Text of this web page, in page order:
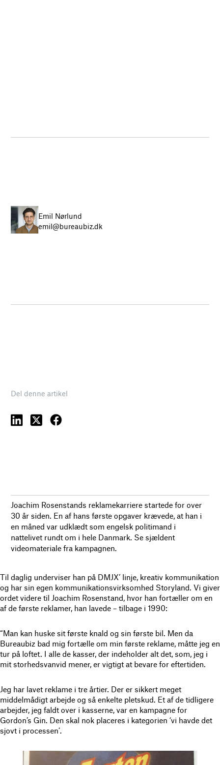
Emil Nørlund
emil@bureaubiz.dk
Del denne artikel
Joachim Rosenstands reklamekarriere startede for over
30 år siden. En af hans første opgaver krævede, at han i
en måned var udklædt som engelsk politimand i
nattelivet rundt om i hele Danmark. Se sjældent
videomateriale fra kampagnen.
Til daglig underviser han på DMJX’ linje, kreativ kommunikation
og har sin egen kommunikationsvirksomhed Storyland. Vi giver
ordet videre til Joachim Rosenstand, hvor han fortæller om en
af de første reklamer, han lavede – tilbage i 1990:
“Man kan huske sit første knald og sin første bil. Men da
Bureaubiz bad mig fortælle om min første reklame, måtte jeg en
tur på loftet. I alle de kasser, der indeholder alt det, som, jeg i
mit storhedsvanvid mener, er vigtigt at bevare for eftertiden.
Jeg har lavet reklame i tre årtier. Der er sikkert meget
middelmådigt arbejde og så enkelte pletskud. Et af de tidligere
arbejder, jeg faldt over i kasserne, var en kampagne for
Gordon’s Gin. Den skal nok placeres i kategorien ‘vi havde det
sjovt i processen’.